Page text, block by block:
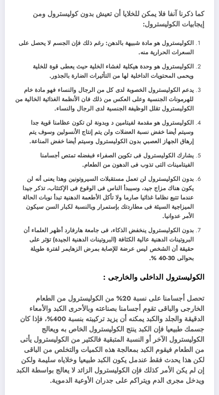
كما ذكرنا آنفا فلا يمكن للخلايا أن تعيش بدون كوليسترول ومن
إيجابيات الكوليسترول:
الكوليسترول هو مادة شبيهة بالدهن: رغم ذلك فإن الجسم لا يحصل على
السعرات الحرارية منه.
الكوليسترول هو وحدة هيكلية لغشاء الخلية حيث يعطى قوة للخلية
ويحمى المحتويات الداخلية لها من التأثيرات الضارة بالجذور.
يدعم الكوليسترول الخصوبة لدى كل من الرجال والنساء فهو مادة خام
للهرمونات الجنسية وعلى العكس من ذلك فان الأنظمة الغذائية الخالية من
الكوليسترول تقلل الوظيفة الجنسية لدى الرجال والنساء.
الكوليسترول هو مقدمة لفيتامين د وبدونة لن تكون عظامنا قوية جدا
وسيتم أيضا خفض نسبة العضلات ولن يتم إنتاج الأنسولين وسوف يتم
إرهاق الجهاز العصبي بدون الكوليسترول وسيتم أيضا خفض المناعة.
يشارك الكوليسترول فى تكوين الصفراء فبفضله تمتص أجسامنا
الفيتامينات التى تذوب فى الدهون من الطعام.
بدون الكوليسترول لن تعمل مستقبلات السيروتونين وهذا يعنى أنه لن
يكون هناك مزاج جيد، وسيبدأ الناس فى الوقوع فى الإكتئاب، تذكر جيدا
عندما تتبع نظاما غذائيا صارما ولا تأكل الأطعمة الدهنية تبدأ نوبات الحالة
الميزاجية السيئة فى مطاردتك بإستمرار وبالنسبة لكبار السن سيكون
الأمر عدوانيا.
بدون الكوليسترول ينخفض الذكاء، فى جامعة هارفارد أظهر العلماء أن
البروتينات الدهنية عالية الكثافة (البروتينات الدهنية الجيدة) تؤثر على
حقيقة أن الشخص ليس عرضة للإصابة بمرض الزهايمر لفترة طويلة
بحوالى 30-40 %.
الكوليسترول الداخلى والخارجى :
تحصل أجسامنا على نسبة 20% من الكوليسترول من الطعام
الخارجى والباقى تقوم أجسامنا بصناعته وبالأحرى الكبد والأمعاء
الدقيقة والجلد والكبد يمكنه أن يزيد تركيبته بنسبة 400%، فإذا كان
جسمك طبيعيا فإن الكبد ينتج الكوليسترول الخاص به ويعالج
الكوليسترول الآخر أو النسبة المتبقية فالكثير من الكوليسترول يأتى
من الطعام فيقوم الكبد بمعالجة هذه الكميات والتخلص من الباقى
لكن هذا يحدث فقط عندمل يكون الكبد طبيعيا وخلاياه سليمة ولكن
إن لم يكن الأمر كذلك فإن الكوليسترول الزائد لا يعالج بواسطة الكبد
ويدخل مجرى الدم ويتراكم على جدران الأوعية الدموية.